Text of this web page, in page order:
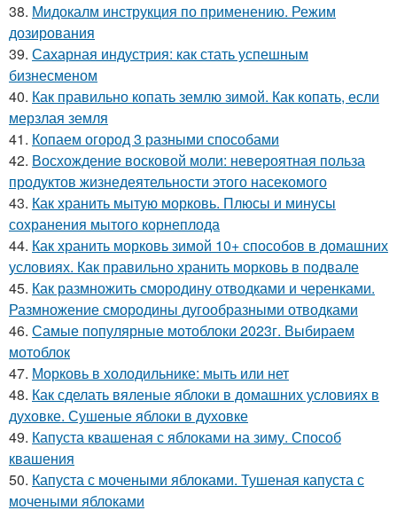
38. Мидокалм инструкция по применению. Режим
дозирования
39. Сахарная индустрия: как стать успешным
бизнесменом
40. Как правильно копать землю зимой. Как копать, если
мерзлая земля
41. Копаем огород 3 разными способами
42. Восхождение восковой моли: невероятная польза
продуктов жизнедеятельности этого насекомого
43. Как хранить мытую морковь. Плюсы и минусы
сохранения мытого корнеплода
44. Как хранить морковь зимой 10+ способов в домашних
условиях. Как правильно хранить морковь в подвале
45. Как размножить смородину отводками и черенками.
Размножение смородины дугообразными отводками
46. Самые популярные мотоблоки 2023г. Выбираем
мотоблок
47. Морковь в холодильнике: мыть или нет
48. Как сделать вяленые яблоки в домашних условиях в
духовке. Сушеные яблоки в духовке
49. Капуста квашеная с яблоками на зиму. Способ
квашения
50. Капуста с мочеными яблоками. Тушеная капуста с
мочеными яблоками